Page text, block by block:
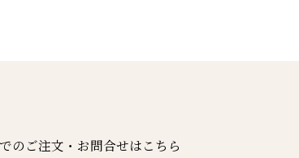
のご注文・お問合せはこちら